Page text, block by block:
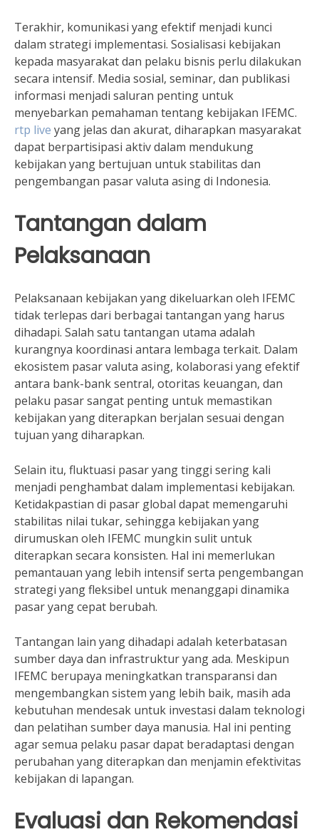
Terakhir, komunikasi yang efektif menjadi kunci
dalam strategi implementasi. Sosialisasi kebijakan
kepada masyarakat dan pelaku bisnis perlu dilakukan
secara intensif. Media sosial, seminar, dan publikasi
informasi menjadi saluran penting untuk
menyebarkan pemahaman tentang kebijakan IFEMC.
rtp live yang jelas dan akurat, diharapkan masyarakat
dapat berpartisipasi aktiv dalam mendukung
kebijakan yang bertujuan untuk stabilitas dan
pengembangan pasar valuta asing di Indonesia.
Tantangan dalam
Pelaksanaan
Pelaksanaan kebijakan yang dikeluarkan oleh IFEMC
tidak terlepas dari berbagai tantangan yang harus
dihadapi. Salah satu tantangan utama adalah
kurangnya koordinasi antara lembaga terkait. Dalam
ekosistem pasar valuta asing, kolaborasi yang efektif
antara bank-bank sentral, otoritas keuangan, dan
pelaku pasar sangat penting untuk memastikan
kebijakan yang diterapkan berjalan sesuai dengan
tujuan yang diharapkan.
Selain itu, fluktuasi pasar yang tinggi sering kali
menjadi penghambat dalam implementasi kebijakan.
Ketidakpastian di pasar global dapat memengaruhi
stabilitas nilai tukar, sehingga kebijakan yang
dirumuskan oleh IFEMC mungkin sulit untuk
diterapkan secara konsisten. Hal ini memerlukan
pemantauan yang lebih intensif serta pengembangan
strategi yang fleksibel untuk menanggapi dinamika
pasar yang cepat berubah.
Tantangan lain yang dihadapi adalah keterbatasan
sumber daya dan infrastruktur yang ada. Meskipun
IFEMC berupaya meningkatkan transparansi dan
mengembangkan sistem yang lebih baik, masih ada
kebutuhan mendesak untuk investasi dalam teknologi
dan pelatihan sumber daya manusia. Hal ini penting
agar semua pelaku pasar dapat beradaptasi dengan
perubahan yang diterapkan dan menjamin efektivitas
kebijakan di lapangan.
Evaluasi dan Rekomendasi